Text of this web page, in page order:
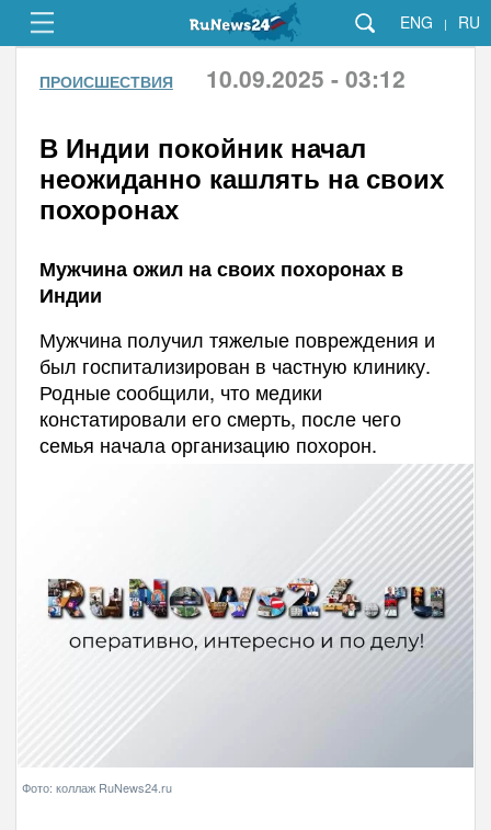
ENG | RU
ПРОИСШЕСТВИЯ 10.09.2025 - 03:12
В Индии покойник начал
неожиданно кашлять на своих
похоронах
Мужчина ожил на своих похоронах в
Индии
Мужчина получил тяжелые повреждения и
был госпитализирован в частную клинику.
Родные сообщили, что медики
констатировали его смерть, после чего
семья начала организацию похорон.
Фото: коллаж RuNews24.ru